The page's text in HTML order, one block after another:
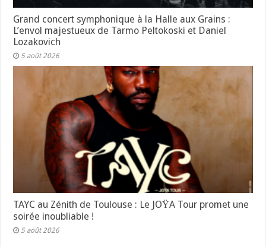
Grand concert symphonique à la Halle aux Grains :
L’envol majestueux de Tarmo Peltokoski et Daniel
Lozakovich
5 août 2026
TAYC au Zénith de Toulouse : Le JOŸA Tour promet une
soirée inoubliable !
5 août 2026